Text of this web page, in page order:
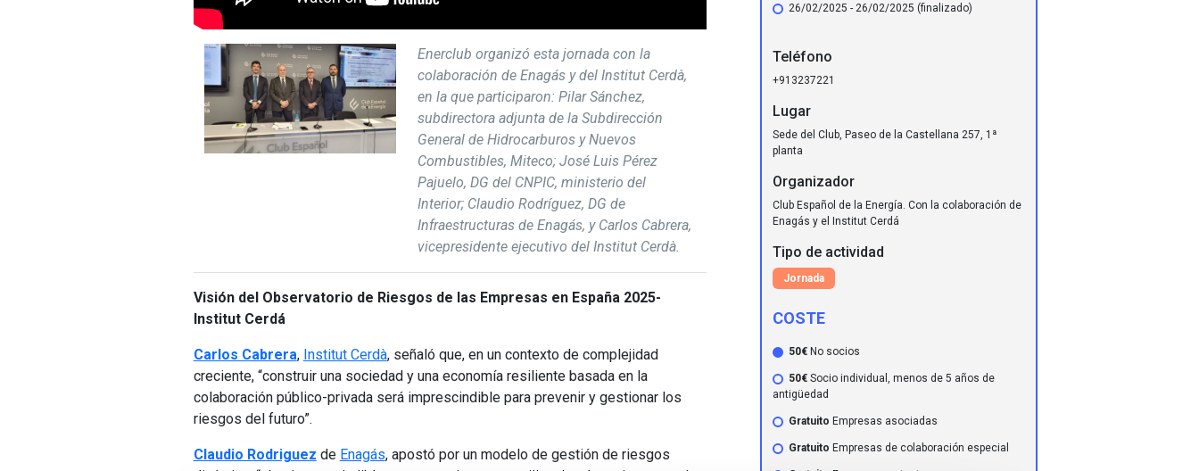
Enerclub organizó esta jornada con la
colaboración de Enagás y del Institut Cerdà,
en la que participaron: Pilar Sánchez,
subdirectora adjunta de la Subdirección
General de Hidrocarburos y Nuevos
Combustibles, Miteco; José Luis Pérez
Pajuelo, DG del CNPIC, ministerio del
Interior; Claudio Rodríguez, DG de
Infraestructuras de Enagás, y Carlos Cabrera,
vicepresidente ejecutivo del Institut Cerdà.
Visión del Observatorio de Riesgos de las Empresas en España 2025-
Institut Cerdá
Carlos Cabrera, Institut Cerdà, señaló que, en un contexto de complejidad
creciente, “construir una sociedad y una economía resiliente basada en la
colaboración público-privada será imprescindible para prevenir y gestionar los
riesgos del futuro”.
Claudio Rodriguez de Enagás, apostó por un modelo de gestión de riesgos
26/02/2025 - 26/02/2025 (finalizado)
Teléfono
+913237221
Lugar
Sede del Club, Paseo de la Castellana 257, 1ª
planta
Organizador
Club Español de la Energía. Con la colaboración de
Enagás y el Institut Cerdá
Tipo de actividad
Jornada
COSTE
50€No socios
50€Socio individual, menos de 5 años de
antigüedad
Gratuito Empresas asociadas
Gratuito Empresas de colaboración especial